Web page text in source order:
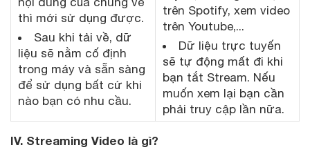
thì mới sử dụng được.
Sau khi tải về, dữ
liệu sẽ nằm cố định
trong máy và sẵn sàng
để sử dụng bất cứ khi
nào bạn có nhu cầu.
trên Spotify, xem video
trên Youtube,...
Dữ liệu trực tuyến
sẽ tự động mất đi khi
bạn tắt Stream. Nếu
muốn xem lại bạn cần
phải truy cập lần nữa.
IV. Streaming Video là gì?